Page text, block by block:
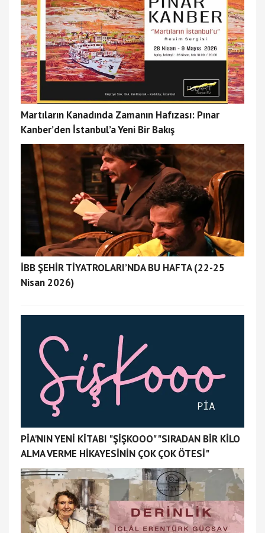
Martıların Kanadında Zamanın Hafızası: Pınar
Kanber’den İstanbul’a Yeni Bir Bakış
İBB ŞEHİR TİYATROLARI’NDA BU HAFTA (22-25
Nisan 2026)
PİA'NIN YENİ KİTABI "ŞİŞKOOO" "SIRADAN BİR KİLO
ALMA VERME HİKAYESİNİN ÇOK ÇOK ÖTESİ"